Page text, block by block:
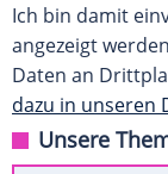
Ich bin damit
angezeigt
Daten an
dazu in unseren
Unsere